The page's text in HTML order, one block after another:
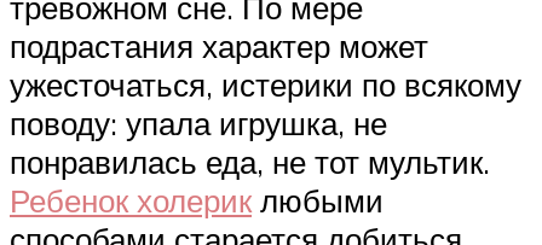
подрастания характер может
ужесточаться, истерики по всякому
поводу: упала игрушка, не
понравилась еда, не тот мультик.
Ребенок холерик любыми